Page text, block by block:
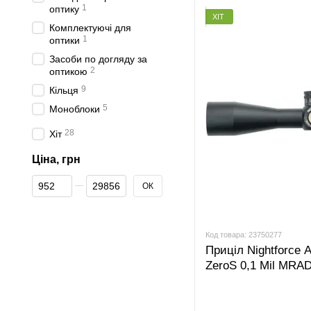
ХІТ
Код товара: 23750277
Приціл Nightforce
ZeroS 0,1 Mil
оптику 1
Комплектуючі для
оптики 1
Засоби по догляду за
оптикою 2
Кільця 9
Моноблоки 5
Хіт 28
Ціна, грн
От Ціна, грн
До Ціна, грн ОК